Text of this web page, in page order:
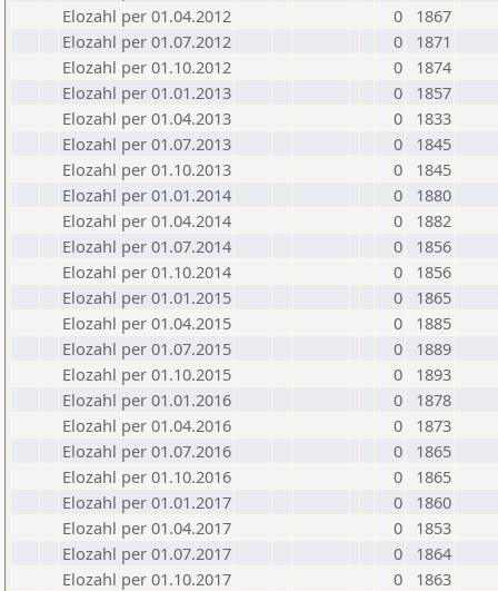
Elozahl per 01.04.2012
0
1867
Elozahl per 01.07.2012
0
1871
Elozahl per 01.10.2012
0
1874
Elozahl per 01.01.2013
0
1857
Elozahl per 01.04.2013
0
1833
Elozahl per 01.07.2013
0
1845
Elozahl per 01.10.2013
0
1845
Elozahl per 01.01.2014
0
1880
Elozahl per 01.04.2014
0
1882
Elozahl per 01.07.2014
0
1856
Elozahl per 01.10.2014
0
1856
Elozahl per 01.01.2015
0
1865
Elozahl per 01.04.2015
0
1885
Elozahl per 01.07.2015
0
1889
Elozahl per 01.10.2015
0
1893
Elozahl per 01.01.2016
0
1878
Elozahl per 01.04.2016
0
1873
Elozahl per 01.07.2016
0
1865
Elozahl per 01.10.2016
0
1865
Elozahl per 01.01.2017
0
1860
Elozahl per 01.04.2017
0
1853
Elozahl per 01.07.2017
0
1864
Elozahl per 01.10.2017
0
1863